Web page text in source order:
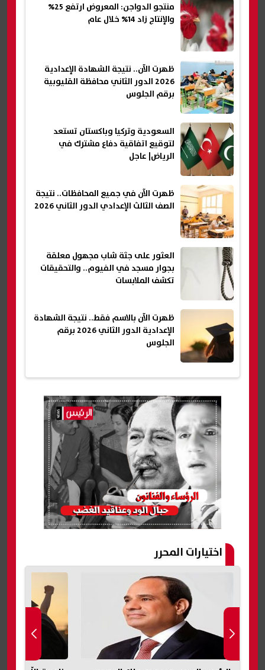
منتجو الدواجن: المعروض ارتفع 25%
والإنتاج زاد 14% خلال عام
ظهرت الآن.. نتيجة الشهادة الإعدادية
2026 الدور الثاني محافظة القليوبية
برقم الجلوس
السعودية وتركيا وباكستان تستعد
لتوقيع اتفاقية دفاع مشترك في
الرياض| عاجل
ظهرت الآن في جميع المحافظات.. نتيجة
الصف الثالث الإعدادي الدور الثاني 2026
العثور على جثة شاب مجهول معلقة
بجوار مسجد في الفيوم.. والتحقيقات
تكشف الملابسات
ظهرت الآن بالاسم فقط.. نتيجة الشهادة
الإعدادية الدور الثاني 2026 برقم
الجلوس
اختيارات المحرر